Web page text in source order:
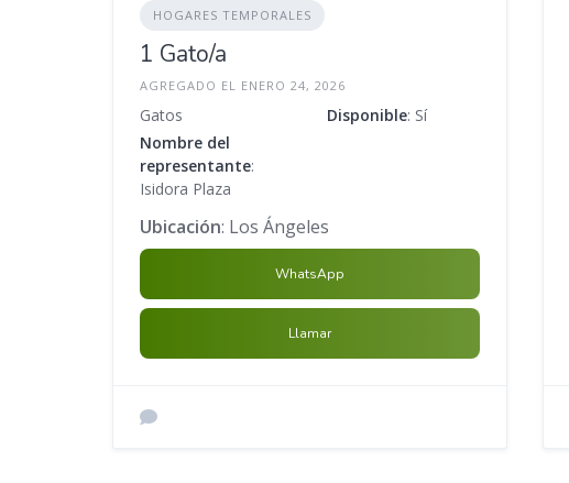
HOGARES TEMPORALES
1 Gato/a
AGREGADO EL ENERO 24, 2026
Gatos Disponible: Sí
Nombre del
representante:
Isidora Plaza
Ubicación: Los Ángeles
WhatsApp
Llamar